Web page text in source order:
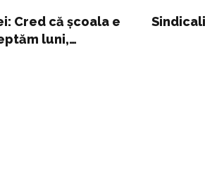
Cred că şcoala e
luni,